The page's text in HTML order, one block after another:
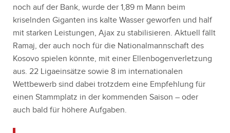
noch auf der Bank, wurde der 1,89 m Mann beim
kriselnden Giganten ins kalte Wasser geworfen und half
mit starken Leistungen, Ajax zu stabilisieren. Aktuell fällt
Ramaj, der auch noch für die Nationalmannschaft des
Kosovo spielen könnte, mit einer Ellenbogenverletzung
aus. 22 Ligaeinsätze sowie 8 im internationalen
Wettbewerb sind dabei trotzdem eine Empfehlung für
einen Stammplatz in der kommenden Saison – oder
auch bald für höhere Aufgaben.